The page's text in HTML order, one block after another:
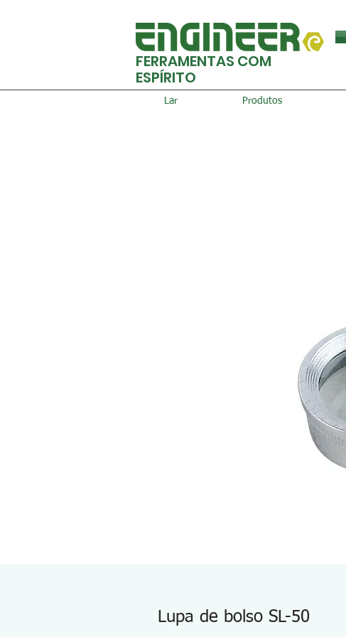
FERRAMENTAS COM
ESPÍRITO
Lar Produtos
Lupa de bolso SL-50